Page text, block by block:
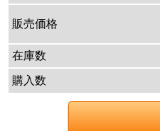
販売価格
在庫数
購入数